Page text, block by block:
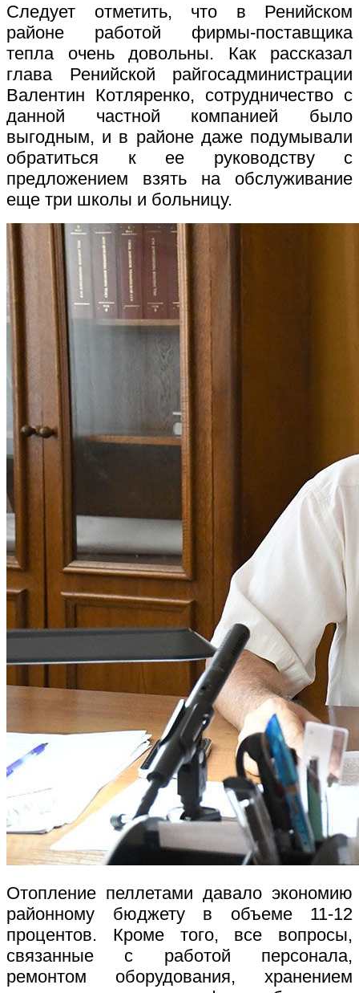
Следует отметить, что в Ренийском
районе работой фирмы-поставщика
тепла очень довольны. Как рассказал
глава Ренийской райгосадминистрации
Валентин Котляренко, сотрудничество с
данной частной компанией было
выгодным, и в районе даже подумывали
обратиться к ее руководству с
предложением взять на обслуживание
еще три школы и больницу.
Отопление пеллетами давало экономию
районному бюджету в объеме 11-12
процентов. Кроме того, все вопросы,
связанные с работой персонала,
ремонтом оборудования, хранением